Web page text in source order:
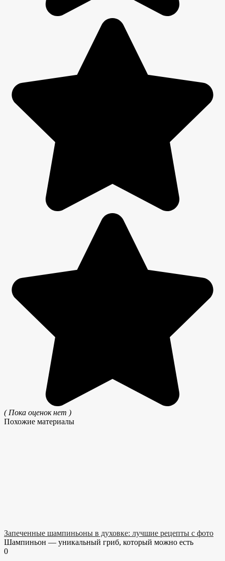
( Пока оценок нет )
Похожие материалы
Запеченные шампиньоны в духовке: лучшие рецепты с фото
Шампиньон — уникальный гриб, который можно есть
0